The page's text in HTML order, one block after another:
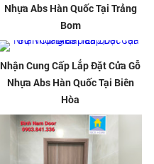
Nhựa Abs Hàn Quốc Tại Trảng
Bom
Nhận Cung Cấp Lắp Đặt Cửa Gỗ
Nhựa Abs Hàn Quốc Tại Biên
Hòa